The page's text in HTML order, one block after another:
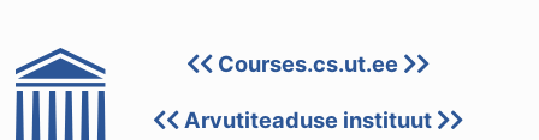
Courses.cs.ut.ee
Arvutiteaduse instituut